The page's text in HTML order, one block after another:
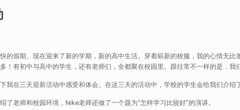
的假期。现在迎来了新的学期，新的高中生活。穿着崭新的校服，我的心情无
！有初中与高中的学生，还有老师们，全都聚在校园里。跟往常不一样的是，我
我在三天迎新活动中感受和体会。在这三天的活动中，学校的学生会给我们介
了老师和校园环境，Nike老师还做了一个题为“怎样学习比较好”的演讲。